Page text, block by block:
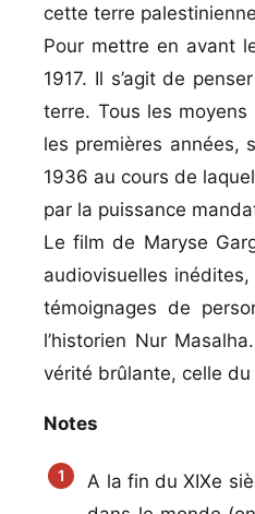
cette terre
Pour mettre en avant
1917. Il s’agit de
terre. Tous les
les premières années,
1936 au cours de
par la puissance
Le film de Maryse
audiovisuelles
témoignages de
l’historien Nur
vérité brûlante, celle
Notes
A la fin du XIXe